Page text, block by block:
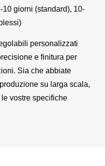
10 giorni (standard), 10-
personalizzati
e finitura per
Sia che abbiate
su larga scala,
vostre specifiche